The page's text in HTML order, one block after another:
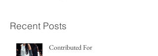
Recent Posts
Contributed For